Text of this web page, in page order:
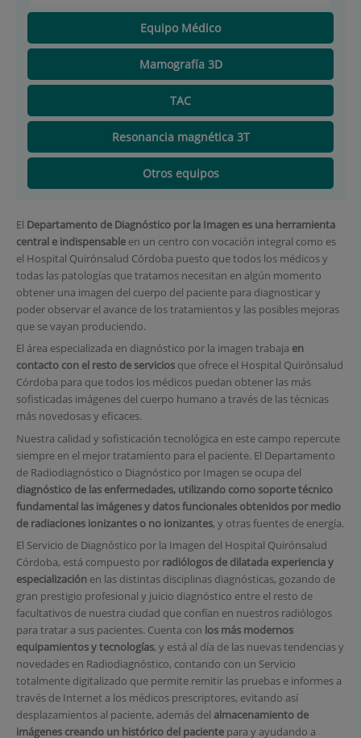
Equipo Médico
Mamografía 3D
TAC
Resonancia magnética 3T
Otros equipos
El Departamento de Diagnóstico por la Imagen es una herramienta
central e indispensableen un centro con vocación integral como es
el Hospital Quirónsalud Córdoba puesto que todos los médicos y
todas las patologías que tratamos necesitan en algún momento
obtener una imagen del cuerpo del paciente para diagnosticar y
poder observar el avance de los tratamientos y las posibles mejoras
que se vayan produciendo.
El área especializada en diagnóstico por la imagen trabaja en
contacto con el resto de servicios que ofrece el Hospital Quirónsalud
Córdoba para que todos los médicos puedan obtener las más
sofisticadas imágenes del cuerpo humano a través de las técnicas
más novedosas y eficaces.
Nuestra calidad y sofisticación tecnológica en este campo repercute
siempre en el mejor tratamiento para el paciente. El Departamento
de Radiodiagnóstico o Diagnóstico por Imagen se ocupa del
diagnóstico de las enfermedades, utilizando como soporte técnico
fundamental las imágenes y datos funcionales obtenidos por medio
de radiaciones ionizantes o no ionizantes, y otras fuentes de energía.
El Servicio de Diagnóstico por la Imagen del Hospital Quirónsalud
Córdoba, está compuesto por radiólogos de dilatada experiencia y
especialización en las distintas disciplinas diagnósticas, gozando de
gran prestigio profesional y juicio diagnóstico entre el resto de
facultativos de nuestra ciudad que confían en nuestros radiólogos
para tratar a sus pacientes. Cuenta con los más modernos
equipamientos y tecnologías, y está al día de las nuevas tendencias y
novedades en Radiodiagnóstico, contando con un Servicio
totalmente digitalizado que permite remitir las pruebas e informes a
través de Internet a los médicos prescriptores, evitando así
desplazamientos al paciente, además del almacenamiento de
imágenes creando un histórico del pacientepara y ayudando a